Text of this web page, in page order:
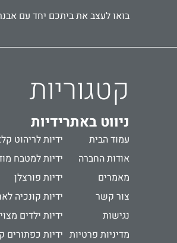
בואו לעצב את ביתכם יחד עם
קטגוריות
ניווט באתר
עמוד הבית
אודות החברה
מאמרים
צור קשר
נגישות
מדיניות פרטיות
ידיות
ידיות לריהוט
ידיות למטבח
ידיות פורצלן
ידיות קונכיה
ידיות ילדים
ידיות כפתורים